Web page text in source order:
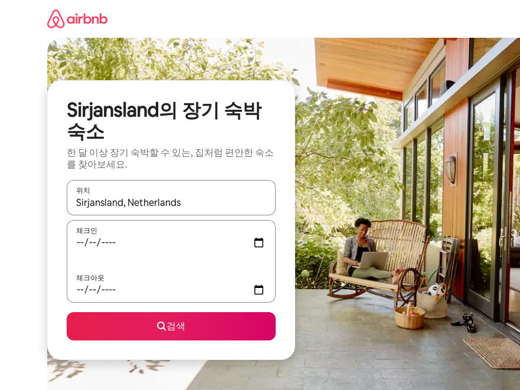
Sirjansland의 장기 숙박
숙소
한 달 이상 장기 숙박할 수 있는, 집처럼 편안한 숙소
를 찾아보세요.
위치
결과가 나오면 위·아래 화살표 키를 사용하거나 터치 또는 스와이프 동작으로 탐색하세요.
체크인
체크아웃
검색